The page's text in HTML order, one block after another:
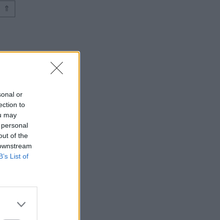
or
to
may
of the
List of
⇑